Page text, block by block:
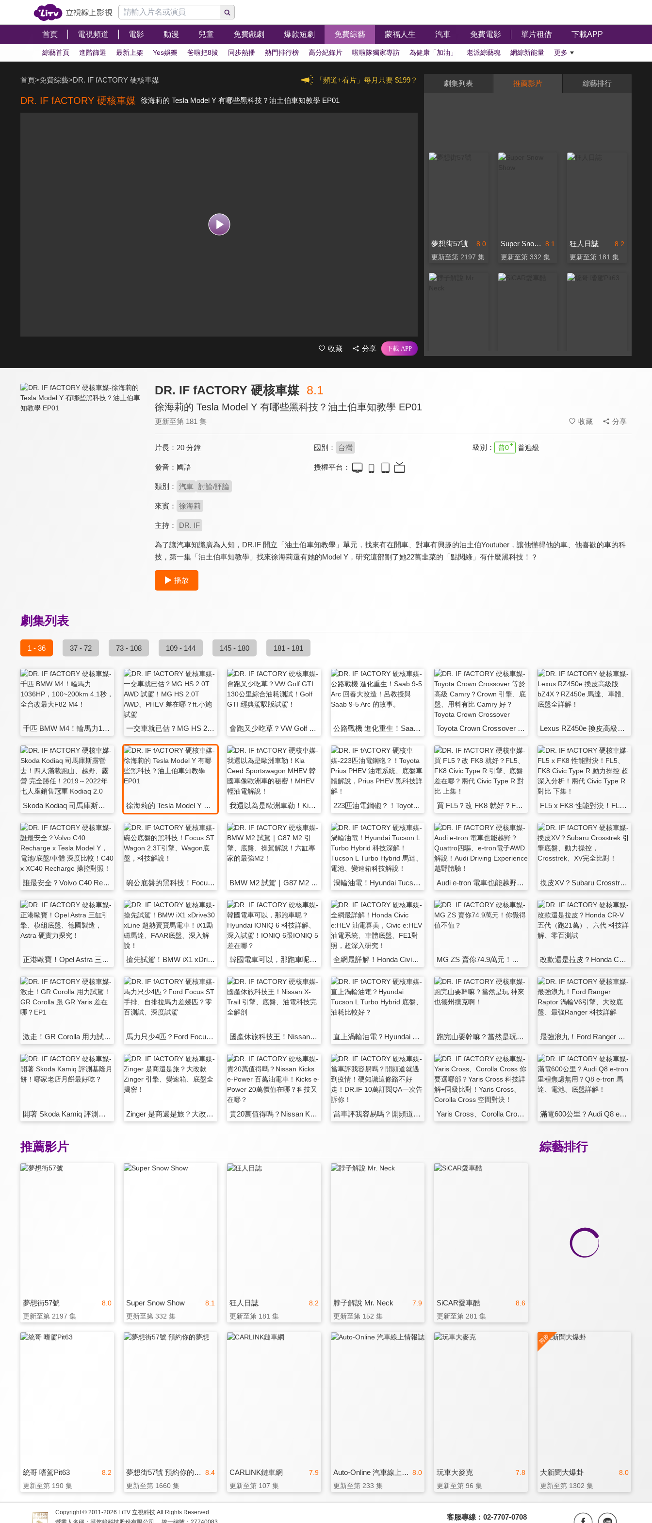
首頁 電視頻道 電影 動漫 兒童 免費戲劇 爆款短劇 免費綜藝 蒙福人生 汽車 免費電影 單片租借 下載APP
綜藝首頁 進階篩選 最新上架 Yes娛樂 爸啦把8拔 同步熱播 熱門排行榜 高分紀錄片 啦啦隊獨家專訪 為健康「加油」 老派綜藝魂 網綜新能量 更多
「頻道+看片」每月只要 $199？
首頁>免費綜藝>DR. IF fACTORY 硬核車媒
DR. IF fACTORY 硬核車媒 徐海莉的 Tesla Model Y 有哪些黑科技？油土伯車知教學 EP01
收藏 分享
劇集列表 推薦影片 綜藝排行
8.0
夢想街57號
更新至第 2197 集
8.1
Super Snow Show
更新至第 332 集
8.2
狂人日誌
更新至第 181 集
DR. IF fACTORY 硬核車媒 8.1
徐海莉的 Tesla Model Y 有哪些黑科技？油土伯車知教學 EP01
更新至第 181 集 收藏 分享
片長： 20 分鐘 國別： 台灣 級別： 普遍級
發音： 國語 授權平台：
類別： 汽車 討論/評論
來賓： 徐海莉
主持： DR. IF
為了讓汽車知識廣為人知，DR.IF 開立「油土伯車知教學」單元，找來有在開車、對車有興趣的油土伯Youtuber，讓他懂得他的車、他喜歡的車的科
技，第一集「油土伯車知教學」找來徐海莉還有她的Model Y，研究這部割了她22萬韭菜的「點閱綠」有什麼黑科技！？
播放
劇集列表
1 - 36 37 - 72 73 - 108 109 - 144 145 - 180 181 - 181
千匹 BMW M4！輪馬力1036HP，100~200km 4.1秒，全台改最大F82 M4！ 一交車就已估？MG HS 2.0T AWD 試駕！MG HS 2.0T AWD、PHEV 差在哪？ft.小施試駕 會跑又少吃草？VW Golf GTI 130公里綜合油耗測試！Golf GTI 經典駕馭版試駕！ 公路戰機 進化重生！Saab 9-5 Arc 回春大改造！呂教授與Saab 9-5 Arc 的故事。 Toyota Crown Crossover 等於高級 Camry？Crown 引擎、底盤、用料有比 Camry 好？Toyota Crown Crossover Hybrid 詳解！ Lexus RZ450e 換皮高級版 bZ4X？RZ450e 馬達、車體、底盤全詳解！
Skoda Kodiaq 司馬庫斯露營去！四人滿載跑山、越野、露營 完全勝任！2019～2022年七人座銷售冠軍 Kodiaq 2.0 TSI 4x4 本事探究！ 徐海莉的 Tesla Model Y 有哪些黑科技？油土伯車知教學 EP01 我還以為是歐洲車勒！Kia Ceed Sportswagon MHEV 韓國車像歐洲車的秘密！MHEV輕油電解說！ 223匹油電鋼砲？！Toyota Prius PHEV 油電系統、底盤車體解說，Prius PHEV 黑科技詳解！ 買 FL5？改 FK8 就好？FL5、FK8 Civic Type R 引擎、底盤差在哪？兩代 Civic Type R 對比 上集！ FL5 x FK8 性能對決！FL5、FK8 Civic Type R 動力操控 超深入分析！兩代 Civic Type R 對比 下集！
誰最安全？Volvo C40 Recharge x Tesla Model Y，電池/底盤/車體 深度比較！C40 x XC40 Recharge 操控對照！ 碗公底盤的黑科技！Focus ST Wagon 2.3T引擎、Wagon底盤，科技解說！ BMW M2 試駕｜G87 M2 引擎、底盤、操駕解說！六缸專家的最強M2！ 渦輪油電！Hyundai Tucson L Turbo Hybrid 科技深解！Tucson L Turbo Hybrid 馬達、電池、變速箱科技解說！ Audi e-tron 電車也能越野？Quattro四驅、e-tron電子AWD解說！Audi Driving Experience 越野體驗！ 換皮XV？Subaru Crosstrek 引擎底盤、動力操控，Crosstrek、XV完全比對！
正港歐寶！Opel Astra 三缸引擎、模組底盤、德國製造，Astra 硬實力探究！ 搶先試駕！BMW iX1 xDrive30 xLine 超熱賣寶馬電車！iX1勵磁馬達、FAAR底盤、深入解說！ 韓國電車可以，那跑車呢？Hyundai IONIQ 6 科技詳解、深入試駕！IONIQ 6跟IONIQ 5差在哪？ 全網最詳解！Honda Civic e:HEV 油電喜美，Civic e:HEV油電系統、車體底盤、FE1對照，超深入研究！ MG ZS 賣你74.9萬元！你覺得值不值？ 改款還是拉皮？Honda CR-V 五代（跑21萬）、六代 科技詳解、零百測試
激走！GR Corolla 用力試駕！GR Corolla 跟 GR Yaris 差在哪？EP1 馬力只少4匹？Ford Focus ST 手排、自排拉馬力差幾匹？零百測試、深度試駕 國產休旅科技王！Nissan X-Trail 引擎、底盤、油電科技完全解剖 直上渦輪油電？Hyundai Tucson L Turbo Hybrid 底盤、油耗比較好？ 跑完山要幹嘛？當然是玩 神來也德州撲克啊！ 最強浪九！Ford Ranger Raptor 渦輪V6引擎、大改底盤、最強Ranger 科技詳解
開著 Skoda Kamiq 評測基隆月餅！哪家老店月餅最好吃？ Zinger 是商還是旅？大改款 Zinger 引擎、變速箱、底盤全揭密！ 貴20萬值得嗎？Nissan Kicks e-Power 百萬油電車！Kicks e-Power 20萬價值在哪？科技又在哪？ 當車評我容易嗎？開頻道就遇到疫情！硬知識這條路不好走！DR.IF 10萬訂閱QA一次告訴你！ Yaris Cross、Corolla Cross 你要選哪部？Yaris Cross 科技詳解+同級比對！Yaris Cross、Corolla Cross 空間對決！ 滿電600公里？Audi Q8 e-tron 里程焦慮無用？Q8 e-tron 馬達、電池、底盤詳解！
綜藝排行
推薦影片
8.0
夢想街57號
更新至第 2197 集
8.1
Super Snow Show
更新至第 332 集
8.2
狂人日誌
更新至第 181 集
7.9
脖子解說 Mr. Neck
更新至第 152 集
8.6
SiCAR愛車酷
更新至第 281 集
8.2
統哥 嗜駕Pit63
更新至第 190 集
8.4
夢想街57號 預約你的夢想
更新至第 1660 集
7.9
CARLINK鏈車網
更新至第 107 集
8.0
Auto-Online 汽車線上情報誌
更新至第 233 集
7.8
玩車大麥克
更新至第 96 集
8.0
大新聞大爆卦
更新至第 1302 集
Copyright © 2011-2026 LiTV 立視科技 All Rights Reserved.
客服專線：02-7707-0708